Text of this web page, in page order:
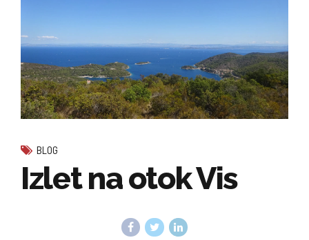
BLOG
Izlet na otok Vis